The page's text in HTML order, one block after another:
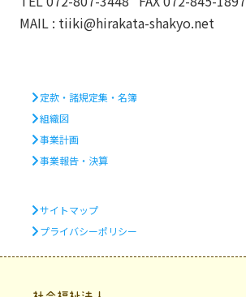
MAIL : tiiki@hirakata-shakyo.net
定款・諸規定集・名簿
組織図
事業計画
事業報告・決算
サイトマップ
プライバシーポリシー